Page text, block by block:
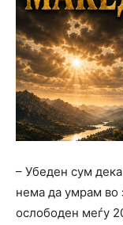
– Убеден сум
нема да умрам во
ослободен меѓу